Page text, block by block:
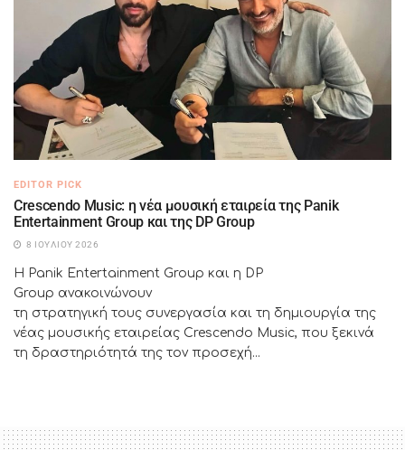
EDITOR PICK
Crescendo Music: η νέα μουσική εταιρεία της Panik
Entertainment Group και της DP Group
8 ΙΟΥΛΊΟΥ 2026
Η Panik Entertainment Group και η DP
Group ανακοινώνουν
τη στρατηγική τους συνεργασία και τη δημιουργία της
νέας μουσικής εταιρείας Crescendo Music, που ξεκινά
τη δραστηριότητά της τον προσεχή...